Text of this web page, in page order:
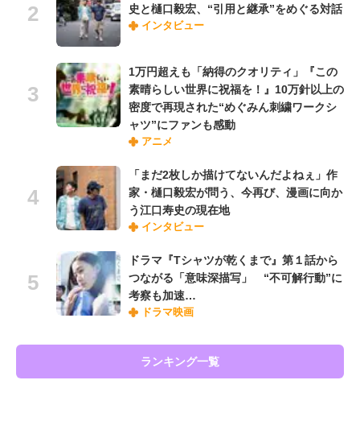
史と樋口毅宏、“引用と継承”をめぐる対話
インタビュー
1万円超えも「納得のクオリティ」『この
素晴らしい世界に祝福を！』10万針以上の
密度で再現された“めぐみん刺繍ワークシ
ャツ”にファンも感動
アニメ
「まだ2枚しか描けてないんだよねぇ」作
家・樋口毅宏が問う、今再び、漫画に向か
う江口寿史の現在地
インタビュー
ドラマ『Tシャツが乾くまで』第１話から
つながる「意味深描写」 “不可解行動”に
考察も加速…
ドラマ映画
ランキング一覧